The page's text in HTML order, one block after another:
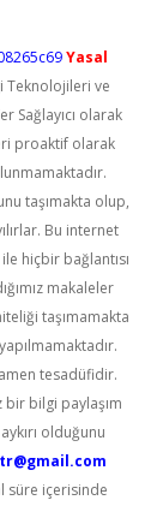
Yasal
Teknolojileri ve
Sağlayıcı olarak
proaktif olarak
taşımakta olup,
Bu internet
hiçbir bağlantısı
makaleler
taşımamakta
tesadüfidir.
bir bilgi paylaşım
olduğunu
süre içerisinde